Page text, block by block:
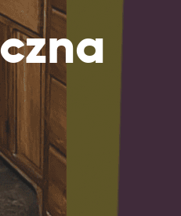
z nim kontakcie
dla Życia
dziecko cierpiące z powodu
i wspieraj edukację rodziców